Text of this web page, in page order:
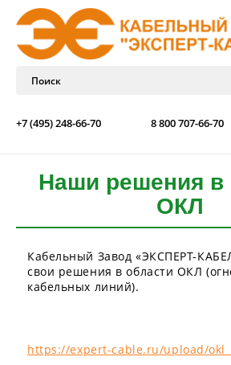
+7 (495) 248-66-70 8 800 707-66-70
Наши решения в
ОКЛ
Кабельный Завод «ЭКСПЕРТ-
свои решения в области ОКЛ
кабельных линий).
https://expert-cable.ru/upload/